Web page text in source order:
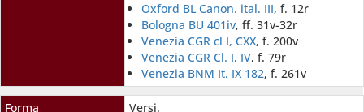
Oxford BL Canon. ital. III, f. 12r
Bologna BU 401iv, ff. 31v-32r
Venezia CGR cl I, CXX, f. 200v
Venezia CGR Cl. I, IV, f. 79r
Venezia BNM It. IX 182, f. 261v
Forma
Versi.